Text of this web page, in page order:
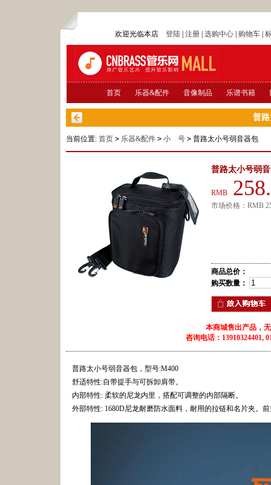
欢迎光临本店 登陆| 注册| 选购中心| 购物车|
首页 乐器&配件 音像制品 乐谱书籍
普
当前位置: 首页 > 乐器&配件 > 小 号 > 普路太小号弱音器包
普路太小号弱
RMB
市场价格： RMB
商品总价：
购买数量：
本商城售出产品，
咨询电话：13910324401,
普路太小号弱音器包，型号:M400
舒适特性:自带提手与可拆卸肩带。
内部特性: 柔软的尼龙内里，搭配可调整的内部隔断。
外部特性: 1680D尼龙耐磨防水面料，耐用的拉链和名片夹。